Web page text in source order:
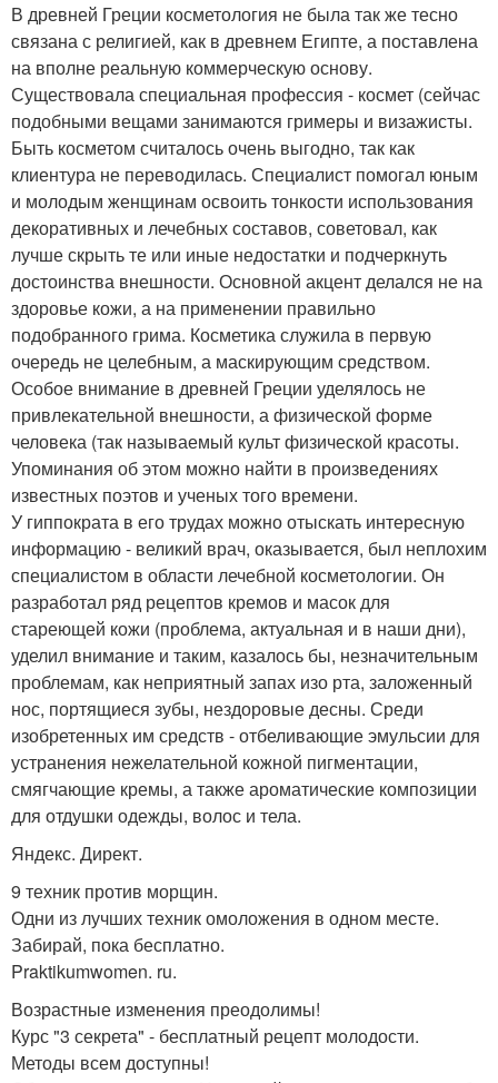
В древней Греции косметология не была так же тесно
связана с религией, как в древнем Египте, а поставлена
на вполне реальную коммерческую основу.
Существовала специальная профессия - космет (сейчас
подобными вещами занимаются гримеры и визажисты.
Быть косметом считалось очень выгодно, так как
клиентура не переводилась. Специалист помогал юным
и молодым женщинам освоить тонкости использования
декоративных и лечебных составов, советовал, как
лучше скрыть те или иные недостатки и подчеркнуть
достоинства внешности. Основной акцент делался не на
здоровье кожи, а на применении правильно
подобранного грима. Косметика служила в первую
очередь не целебным, а маскирующим средством.
Особое внимание в древней Греции уделялось не
привлекательной внешности, а физической форме
человека (так называемый культ физической красоты.
Упоминания об этом можно найти в произведениях
известных поэтов и ученых того времени.
У гиппократа в его трудах можно отыскать интересную
информацию - великий врач, оказывается, был неплохим
специалистом в области лечебной косметологии. Он
разработал ряд рецептов кремов и масок для
стареющей кожи (проблема, актуальная и в наши дни),
уделил внимание и таким, казалось бы, незначительным
проблемам, как неприятный запах изо рта, заложенный
нос, портящиеся зубы, нездоровые десны. Среди
изобретенных им средств - отбеливающие эмульсии для
устранения нежелательной кожной пигментации,
смягчающие кремы, а также ароматические композиции
для отдушки одежды, волос и тела.
Яндекс. Директ.
9 техник против морщин.
Одни из лучших техник омоложения в одном месте.
Забирай, пока бесплатно.
Praktikumwomen. ru.
Возрастные изменения преодолимы!
Курс "3 секрета" - бесплатный рецепт молодости.
Методы всем доступны!